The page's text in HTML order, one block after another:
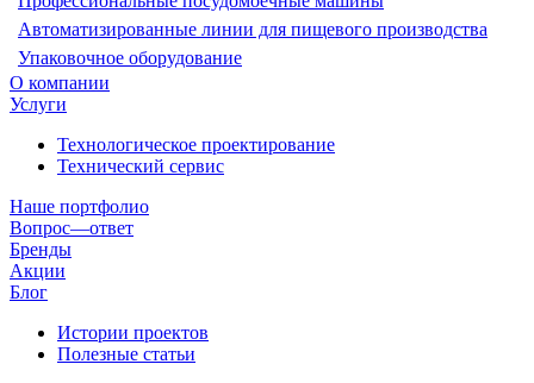
Автоматизированные линии для пищевого производства
Упаковочное оборудование
О компании
Услуги
Технологическое проектирование
Технический сервис
Наше портфолио
Вопрос—ответ
Бренды
Акции
Блог
Истории проектов
Полезные статьи